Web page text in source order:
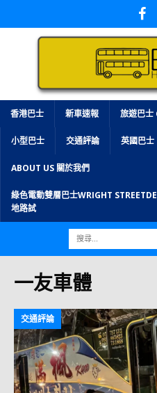
香港巴士 新車速報 旅遊巴士
小型巴士 交通評論 英國巴士
ABOUT US 關於我們
綠色電動雙層巴士WRIGHT
地路試
一友車體
交通評論